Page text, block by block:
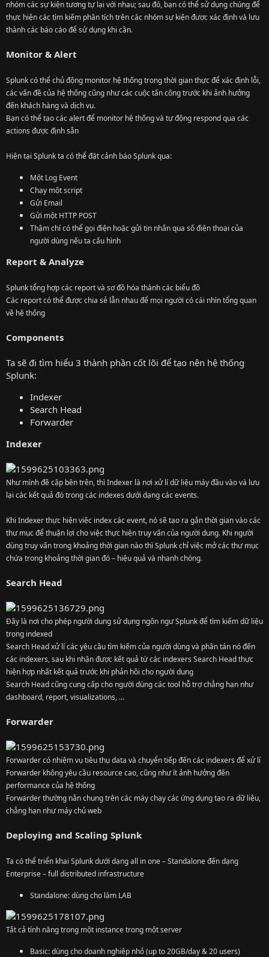
nhóm các sự kiện tương tự lại với nhau; sau đó, bạn có thể sử dụng chúng để
thực hiện các tìm kiếm phân tích trên các nhóm sự kiện được xác định và lưu
thành các báo cáo để sử dụng khi cần.
Monitor & Alert
Splunk có thể chủ động monitor hệ thống trong thời gian thực để xác định lỗi,
các vấn đề của hệ thống cũng như các cuộc tấn công trước khi ảnh hưởng
đến khách hàng và dịch vụ.
Bạn có thể tạo các alert để monitor hệ thống và tự động respond qua các
actions được định sẵn
Hiện tại Splunk ta có thể đặt cảnh báo Splunk qua:
Một Log Event
Chạy một script
Gửi Email
Gửi một HTTP POST
Thậm chí có thể gọi điện hoặc gửi tin nhắn qua số điện thoại của
người dùng nếu ta cấu hình
Report & Analyze
Splunk tổng hợp các report và sơ đồ hóa thành các biểu đồ
Các report có thể được chia sẻ lẫn nhau để mọi người có cái nhìn tổng quan
về hệ thống
Components
Ta sẽ đi tìm hiểu 3 thành phần cốt lõi để tạo nên hệ thống
Splunk:
Indexer
Search Head
Forwarder
Indexer
Như mình đề cập bên trên, thì Indexer là nơi xử lí dữ liệu máy đầu vào và lưu
lại các kết quả đó trong các indexes dưới dạng các events.
Khi Indexer thực hiện việc index các event, nó sẽ tạo ra gắn thời gian vào các
thư mục để thuận lợi cho việc thực hiện truy vấn của người dung. Khi người
dùng truy vấn trong khoảng thời gian nào thì Splunk chỉ việc mở các thư mục
chứa trong khoảng thời gian đó – hiệu quả và nhanh chóng.
Search Head
Đây là nơi cho phép người dung sử dụng ngôn ngư Splunk để tìm kiếm dữ liệu
trong indexed
Search Head xử lí các yêu cầu tìm kiếm của người dùng và phân tán nó đến
các indexers, sau khi nhận được kết quả từ các indexers Search Head thực
hiện hợp nhất kết quả trước khi phản hồi cho người dung
Search Head cũng cung cấp cho người dùng các tool hỗ trợ chẳng hạn như
dashboard, report, visualizations, …
Forwarder
Forwarder có nhiệm vụ tiêu thụ data và chuyển tiếp đến các indexers để xử lí
Forwarder không yêu cầu resource cao, cũng như ít ảnh hưởng đến
performance của hệ thống
Forwarder thường nằn chung trên các máy chạy các ứng dụng tạo ra dữ liệu,
chẳng hạn như máy chủ web
Deploying and Scaling Splunk
Ta có thể triển khai Splunk dưới dạng all in one – Standalone đến dạng
Enterprise – full distributed infrastructure
Standalone: dùng cho làm LAB
Tất cả tính năng trong một instance trong một server
Basic: dùng cho doanh nghiệp nhỏ (up to 20GB/day & 20 users)